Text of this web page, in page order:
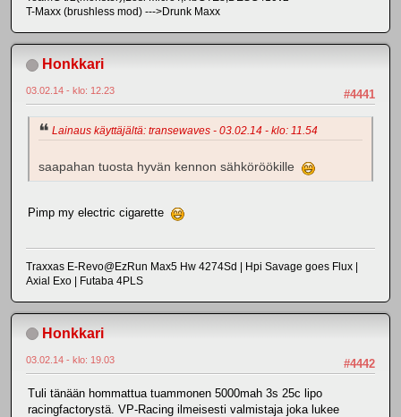
T-Maxx (brushless mod) --->Drunk Maxx
Honkkari
#4441
03.02.14 - klo: 12.23
Lainaus käyttäjältä: transewaves - 03.02.14 - klo: 11.54
saapahan tuosta hyvän kennon sähköröökille
Pimp my electric cigarette
Traxxas E-Revo@EzRun Max5 Hw 4274Sd | Hpi Savage goes Flux |
Axial Exo | Futaba 4PLS
Honkkari
#4442
03.02.14 - klo: 19.03
Tuli tänään hommattua tuammonen 5000mah 3s 25c lipo
racingfactorystä. VP-Racing ilmeisesti valmistaja joka lukee